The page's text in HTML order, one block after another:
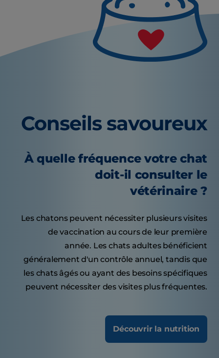
Conseils savoureux
À quelle fréquence votre chat
doit-il consulter le
vétérinaire ?
Les chatons peuvent nécessiter plusieurs visites
de vaccination au cours de leur première
année. Les chats adultes bénéficient
généralement d'un contrôle annuel, tandis que
les chats âgés ou ayant des besoins spécifiques
peuvent nécessiter des visites plus fréquentes.
Découvrir la nutrition